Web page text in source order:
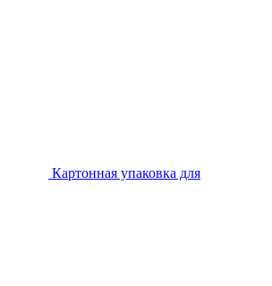
Картонная упаковка для